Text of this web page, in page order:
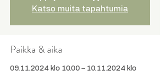
Katso muita tapahtumia
Paikka & aika
09.11.2024 klo 10.00 – 10.11.2024 klo